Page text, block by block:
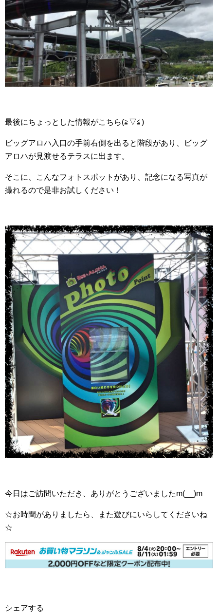
最後にちょっとした情報がこちら(≧▽≦)
ビッグアロハ入口の手前右側を出ると階段があり、ビッグ
アロハが見渡せるテラスに出ます。
そこに、こんなフォトスポットがあり、記念になる写真が
撮れるので是非お試しください！
今日はご訪問いただき、ありがとうございましたm(__)m
☆お時間がありましたら、また遊びにいらしてくださいね
☆
シェアする